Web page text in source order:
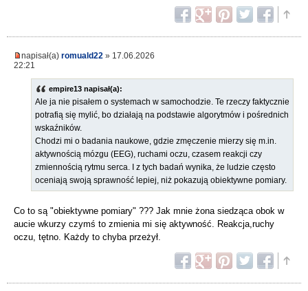
napisał(a) romuald22 » 17.06.2026
22:21
empire13 napisał(a):
Ale ja nie pisałem o systemach w samochodzie. Te rzeczy faktycznie
potrafią się mylić, bo działają na podstawie algorytmów i pośrednich
wskaźników.
Chodzi mi o badania naukowe, gdzie zmęczenie mierzy się m.in.
aktywnością mózgu (EEG), ruchami oczu, czasem reakcji czy
zmiennością rytmu serca. I z tych badań wynika, że ludzie często
oceniają swoją sprawność lepiej, niż pokazują obiektywne pomiary.
Co to są "obiektywne pomiary" ??? Jak mnie żona siedząca obok w
aucie wkurzy czymś to zmienia mi się aktywność. Reakcja,ruchy
oczu, tętno. Każdy to chyba przeżył.